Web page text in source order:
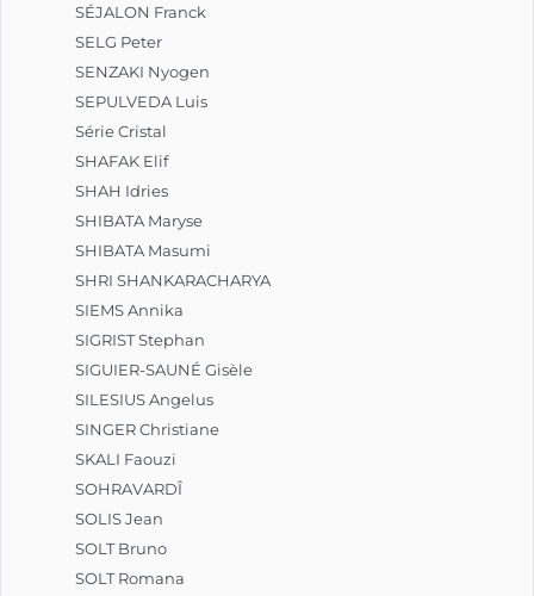
SÉJALON Franck
SELG Peter
SENZAKI Nyogen
SEPULVEDA Luis
Série Cristal
SHAFAK Elif
SHAH Idries
SHIBATA Maryse
SHIBATA Masumi
SHRI SHANKARACHARYA
SIEMS Annika
SIGRIST Stephan
SIGUIER-SAUNÉ Gisèle
SILESIUS Angelus
SINGER Christiane
SKALI Faouzi
SOHRAVARDÎ
SOLIS Jean
SOLT Bruno
SOLT Romana